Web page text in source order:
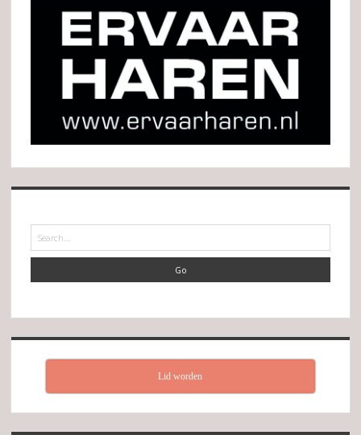
Lid worden